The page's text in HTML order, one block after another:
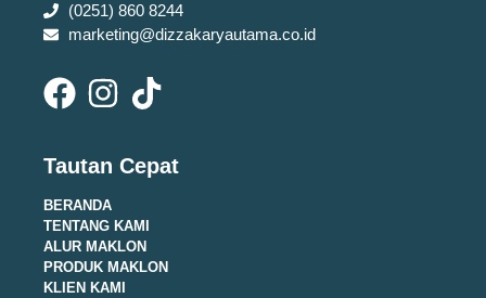
(0251) 860 8244
marketing@dizzakaryautama.co.id
Tautan Cepat
BERANDA
TENTANG KAMI
ALUR MAKLON
PRODUK MAKLON
KLIEN KAMI